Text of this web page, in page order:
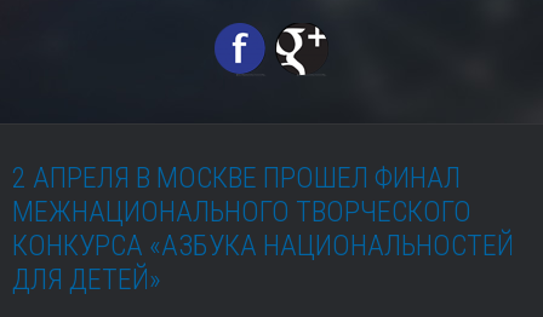
2 АПРЕЛЯ В МОСКВЕ ПРОШЕЛ ФИНАЛ
МЕЖНАЦИОНАЛЬНОГО ТВОРЧЕСКОГО
КОНКУРСА «АЗБУКА НАЦИОНАЛЬНОСТЕЙ
ДЛЯ ДЕТЕЙ»